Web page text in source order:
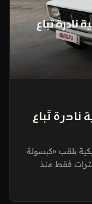
تُباع
بلقب «كبسولة
مسافة قيادتها 404 كيلومترات فقط منذ